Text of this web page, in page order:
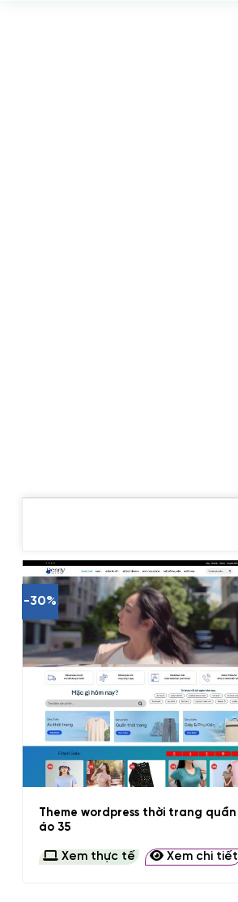
-30%
Theme wordpress thời trang quần
áo 35
Xem thực tế Xem chi tiết